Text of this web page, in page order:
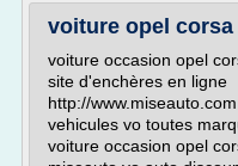
voiture opel corsa
voiture occasion opel
site d'enchères en ligne
http://
vehicules vo toutes
voiture occasion opel